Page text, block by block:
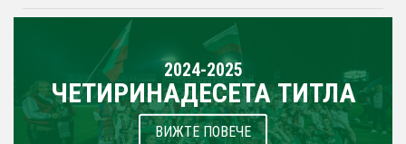
2024-2025
ЧЕТИРИНАДЕСЕТА ТИТЛА
ВИЖТЕ ПОВЕЧЕ